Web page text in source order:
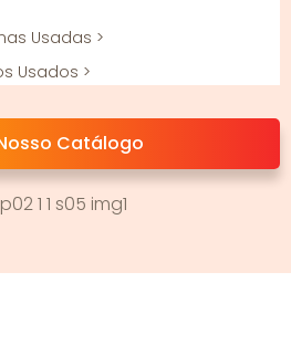
Usadas >
Usados ​​>
Usadas >Catálogo